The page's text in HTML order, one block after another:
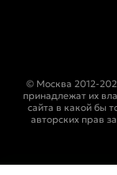
© Москва 2012-
принадлежат их
сайта в какой бы
авторских прав